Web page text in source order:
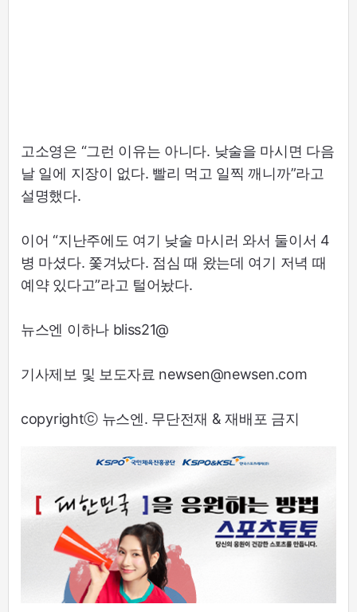
고소영은 “그런 이유는 아니다. 낮술을 마시면 다음
날 일에 지장이 없다. 빨리 먹고 일찍 깨니까”라고
설명했다.
이어 “지난주에도 여기 낮술 마시러 와서 둘이서 4
병 마셨다. 쫓겨났다. 점심 때 왔는데 여기 저녁 때
예약 있다고”라고 털어놨다.
뉴스엔 이하나 bliss21@
기사제보 및 보도자료 newsen@newsen.com
copyrightⓒ 뉴스엔. 무단전재 & 재배포 금지